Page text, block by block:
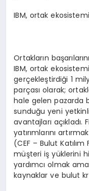
IBM, ortak
Ortakların
IBM, ortak
gerçekleştirdiği 1
parçası olarak;
hale gelen pazarda
sunduğu yeni
avantajları
yatırımlarını
(CEF – Bulut
müşteri iş yüklerini
yardımcı olmak
kaynaklar ve bulut